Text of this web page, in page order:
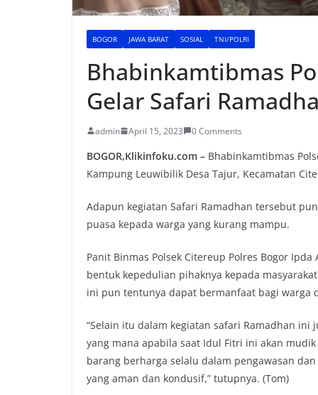
BOGOR JAWA BARAT SOSIAL TNI/POLRI
Bhabinkamtibmas
Gelar Safari
admin April 15, 2023 0 Comments
BOGOR,Klikinfoku.com – Bhabinkamtibmas
Kampung Leuwibilik Desa Tajur, Kecamatan
Adapun kegiatan Safari Ramadhan tersebut
puasa kepada warga yang kurang mampu.
Panit Binmas Polsek Citereup Polres Bogor
bentuk kepedulian pihaknya kepada
ini pun tentunya dapat bermanfaat bagi warga
“Selain itu dalam kegiatan safari Ramadhan
yang mana apabila saat Idul Fitri ini akan
barang berharga selalu dalam pengawasan
yang aman dan kondusif,” tutupnya. (Tom)